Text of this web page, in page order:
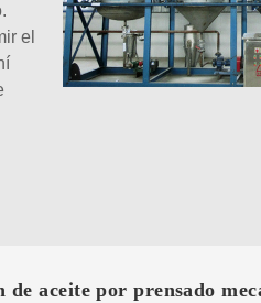
el
de aceite por prensado